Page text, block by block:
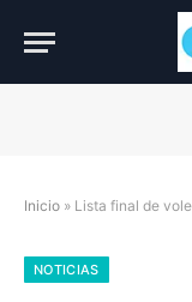
Inicio » Lista final de
NOTICIAS